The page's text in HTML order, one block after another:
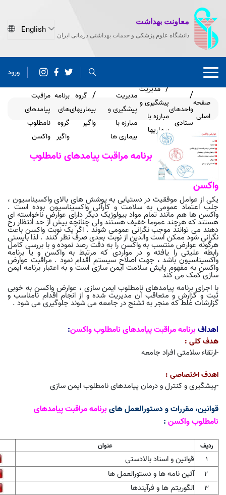
معاونت بهداشت
دانشگاه علوم پزشکی و خدمات بهداشتی درمانی ایران
ورود
صفحه
اصلی
واحدهای
ستادی
مدیریت
پیشگیری و
مبارزه با
بیماریها
مدیریت
پیشگیری و
مبارزه با
بیماری ها
گروه
بیماریهای
واگیر
برنامه
های
گروه
واگیر
مراقبت
پیامدهای
نامطلوب
واکسن
برنامه مراقبت پیامدهای نامطلوب
واکسن
یکی از عوامل موفقیت در دستیابی به پوشش های بالای واکسیناسیون ،
جلب اعتماد عمومی به سلامت و کارآئی واکسیناسیون بوده است .
واکسن ها هم مانند تمام مواد بیولوژیک دیگر دارای عوارض ناخواسته ای
هستند که هرچند عموما خفیف هستند ولی چنانچه بیش از حد انتظار رخ
دهند می توانند موجب نگرانی عمومی شوند . اگر یک نوبت واکسن باعث
نگرانی شود ممکن است والدین از نوبت بعدی صرف نظر کنند . لذا بایستی
هرگونه عوارض منتسب به واکسن را به دقت رصد نموده و با بررسی کامل
رابطه علیتی را یافته و در مواردی که مرتبط به واکسن و یا برنامه
واکسیناسیون باشد ، جهت اصلاح سیستم اقدام نمود . مراقبت عوارض
واکسن به مفهوم پایش سلامت ایمن سازی است و به اعتبار برنامه ایمن
سازی کمک می کند
با اجرای برنامه پیامدهای نامطلوب ایمن سازی ، عوارض واکسن به خوبی
ثبت و گزارش و متعاقب آن مدیریت شده و از انجام اقدام نامناسب و
گزارشات غلط که منجر به تشنج در جامعه می شوند جلوگیری می شود .
اهدافبرنامه مراقبت پیامدهای نامطلوب واکسن:
هدف کلی :
-ارتقاء سلامتی افراد جامعه
اهدف اختصاصی :
-پیشگیری و کنترل و درمان پیامدهای نامطلوب ایمن سازی
قوانین، مقررات و دستورالعمل هایبرنامه مراقبت پیامدهای
نامطلوب واکسن :
ردیف
عنوان
۱
قوانین و اسناد بالادستی
۲ آئین نامه ها و دستورالعمل ها
3 الگوریتم ها و فرآیندها